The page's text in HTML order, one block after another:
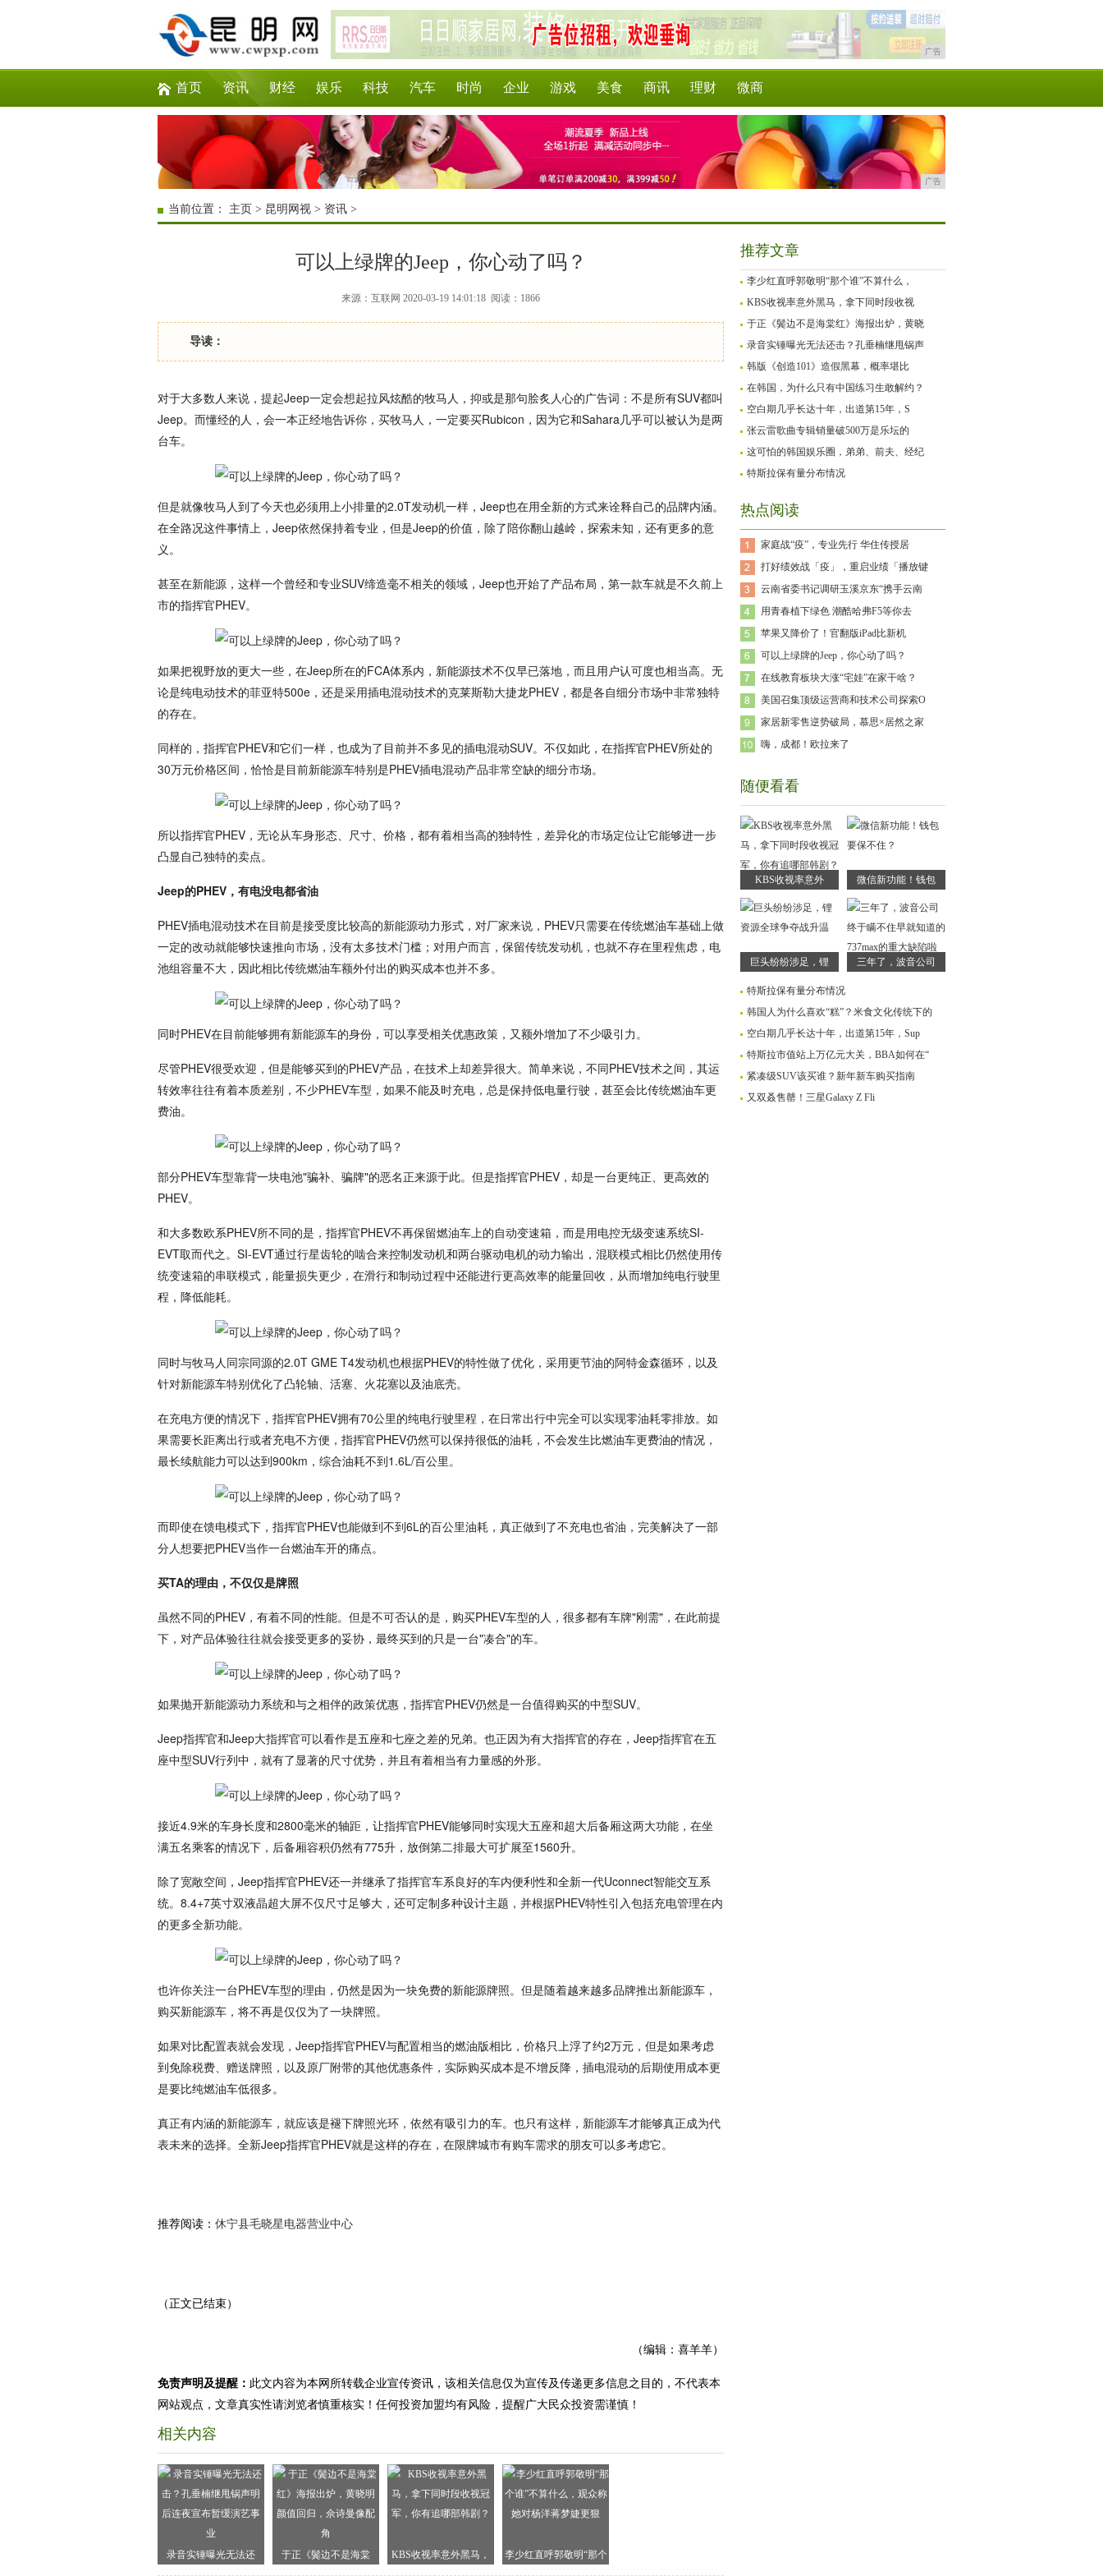
广告
首页 资讯 财经 娱乐 科技 汽车 时尚 企业 游戏 美食 商讯 理财 微商
广告
当前位置： 主页 > 昆明网视 > 资讯 >
可以上绿牌的Jeep，你心动了吗？
来源：互联网 2020-03-19 14:01:18 阅读：1866
导读：
对于大多数人来说，提起Jeep一定会想起拉风炫酷的牧马人，抑或是那句脍炙人心的广告词：不是所有SUV都叫
Jeep。而懂经的人，会一本正经地告诉你，买牧马人，一定要买Rubicon，因为它和Sahara几乎可以被认为是两
台车。
但是就像牧马人到了今天也必须用上小排量的2.0T发动机一样，Jeep也在用全新的方式来诠释自己的品牌内涵。
在全路况这件事情上，Jeep依然保持着专业，但是Jeep的价值，除了陪你翻山越岭，探索未知，还有更多的意
义。
甚至在新能源，这样一个曾经和专业SUV缔造毫不相关的领域，Jeep也开始了产品布局，第一款车就是不久前上
市的指挥官PHEV。
如果把视野放的更大一些，在Jeep所在的FCA体系内，新能源技术不仅早已落地，而且用户认可度也相当高。无
论是纯电动技术的菲亚特500e，还是采用插电混动技术的克莱斯勒大捷龙PHEV，都是各自细分市场中非常独特
的存在。
同样的，指挥官PHEV和它们一样，也成为了目前并不多见的插电混动SUV。不仅如此，在指挥官PHEV所处的
30万元价格区间，恰恰是目前新能源车特别是PHEV插电混动产品非常空缺的细分市场。
所以指挥官PHEV，无论从车身形态、尺寸、价格，都有着相当高的独特性，差异化的市场定位让它能够进一步
凸显自己独特的卖点。
Jeep的PHEV，有电没电都省油
PHEV插电混动技术在目前是接受度比较高的新能源动力形式，对厂家来说，PHEV只需要在传统燃油车基础上做
一定的改动就能够快速推向市场，没有太多技术门槛；对用户而言，保留传统发动机，也就不存在里程焦虑，电
池组容量不大，因此相比传统燃油车额外付出的购买成本也并不多。
同时PHEV在目前能够拥有新能源车的身份，可以享受相关优惠政策，又额外增加了不少吸引力。
尽管PHEV很受欢迎，但是能够买到的PHEV产品，在技术上却差异很大。简单来说，不同PHEV技术之间，其运
转效率往往有着本质差别，不少PHEV车型，如果不能及时充电，总是保持低电量行驶，甚至会比传统燃油车更
费油。
部分PHEV车型靠背一块电池"骗补、骗牌"的恶名正来源于此。但是指挥官PHEV，却是一台更纯正、更高效的
PHEV。
和大多数欧系PHEV所不同的是，指挥官PHEV不再保留燃油车上的自动变速箱，而是用电控无级变速系统SI-
EVT取而代之。SI-EVT通过行星齿轮的啮合来控制发动机和两台驱动电机的动力输出，混联模式相比仍然使用传
统变速箱的串联模式，能量损失更少，在滑行和制动过程中还能进行更高效率的能量回收，从而增加纯电行驶里
程，降低能耗。
同时与牧马人同宗同源的2.0T GME T4发动机也根据PHEV的特性做了优化，采用更节油的阿特金森循环，以及
针对新能源车特别优化了凸轮轴、活塞、火花塞以及油底壳。
在充电方便的情况下，指挥官PHEV拥有70公里的纯电行驶里程，在日常出行中完全可以实现零油耗零排放。如
果需要长距离出行或者充电不方便，指挥官PHEV仍然可以保持很低的油耗，不会发生比燃油车更费油的情况，
最长续航能力可以达到900km，综合油耗不到1.6L/百公里。
而即使在馈电模式下，指挥官PHEV也能做到不到6L的百公里油耗，真正做到了不充电也省油，完美解决了一部
分人想要把PHEV当作一台燃油车开的痛点。
买TA的理由，不仅仅是牌照
虽然不同的PHEV，有着不同的性能。但是不可否认的是，购买PHEV车型的人，很多都有车牌"刚需"，在此前提
下，对产品体验往往就会接受更多的妥协，最终买到的只是一台"凑合"的车。
如果抛开新能源动力系统和与之相伴的政策优惠，指挥官PHEV仍然是一台值得购买的中型SUV。
Jeep指挥官和Jeep大指挥官可以看作是五座和七座之差的兄弟。也正因为有大指挥官的存在，Jeep指挥官在五
座中型SUV行列中，就有了显著的尺寸优势，并且有着相当有力量感的外形。
接近4.9米的车身长度和2800毫米的轴距，让指挥官PHEV能够同时实现大五座和超大后备厢这两大功能，在坐
满五名乘客的情况下，后备厢容积仍然有775升，放倒第二排最大可扩展至1560升。
除了宽敞空间，Jeep指挥官PHEV还一并继承了指挥官车系良好的车内便利性和全新一代Uconnect智能交互系
统。8.4+7英寸双液晶超大屏不仅尺寸足够大，还可定制多种设计主题，并根据PHEV特性引入包括充电管理在内
的更多全新功能。
也许你关注一台PHEV车型的理由，仍然是因为一块免费的新能源牌照。但是随着越来越多品牌推出新能源车，
购买新能源车，将不再是仅仅为了一块牌照。
如果对比配置表就会发现，Jeep指挥官PHEV与配置相当的燃油版相比，价格只上浮了约2万元，但是如果考虑
到免除税费、赠送牌照，以及原厂附带的其他优惠条件，实际购买成本是不增反降，插电混动的后期使用成本更
是要比纯燃油车低很多。
真正有内涵的新能源车，就应该是褪下牌照光环，依然有吸引力的车。也只有这样，新能源车才能够真正成为代
表未来的选择。全新Jeep指挥官PHEV就是这样的存在，在限牌城市有购车需求的朋友可以多考虑它。
推荐阅读： 休宁县毛晓星电器营业中心
（正文已结束）
（编辑：喜羊羊）
免责声明及提醒： 此文内容为本网所转载企业宣传资讯，该相关信息仅为宣传及传递更多信息之目的，不代表本
网站观点，文章真实性请浏览者慎重核实！任何投资加盟均有风险，提醒广大民众投资需谨慎！
相关内容
录音实锤曝光无法还
于正《鬓边不是海棠
KBS收视率意外黑马，
李少红直呼郭敬明“那个
推荐文章
李少红直呼郭敬明“那个谁”不算什么，
KBS收视率意外黑马，拿下同时段收视
于正《鬓边不是海棠红》海报出炉，黄晓
录音实锤曝光无法还击？孔垂楠继甩锅声
韩版《创造101》造假黑幕，概率堪比
在韩国，为什么只有中国练习生敢解约？
空白期几乎长达十年，出道第15年，S
张云雷歌曲专辑销量破500万是乐坛的
这可怕的韩国娱乐圈，弟弟、前夫、经纪
特斯拉保有量分布情况
热点阅读
家庭战“疫”，专业先行 华住传授居
打好绩效战「疫」，重启业绩「播放键
云南省委书记调研玉溪京东“携手云南
用青春植下绿色 潮酷哈弗F5等你去
苹果又降价了！官翻版iPad比新机
可以上绿牌的Jeep，你心动了吗？
在线教育板块大涨“宅娃”在家干啥？
美国召集顶级运营商和技术公司探索O
家居新零售逆势破局，慕思×居然之家
嗨，成都！欧拉来了
随便看看
KBS收视率意外 微信新功能！钱包
巨头纷纷涉足，锂 三年了，波音公司
特斯拉保有量分布情况
韩国人为什么喜欢“糕”？米食文化传统下的
空白期几乎长达十年，出道第15年，Sup
特斯拉市值站上万亿元大关，BBA如何在“
紧凑级SUV该买谁？新年新车购买指南
又双叒售罄！三星Galaxy Z Fli